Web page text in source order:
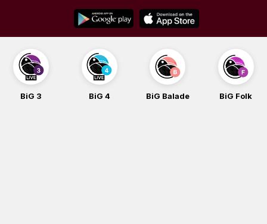
content
BiG 3 BiG 4 BiG Balade BiG Folk